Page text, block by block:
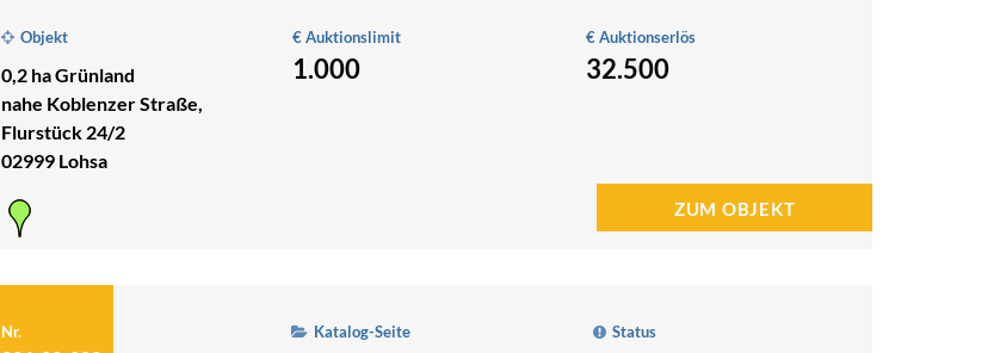
€ Auktionslimit
1.000
€ Auktionserlös
32.500
Objekt
0,2 ha Grünland
nahe Koblenzer Straße,
Flurstück 24/2
02999 Lohsa
ZUM OBJEKT
Nr. Katalog-Seite Status